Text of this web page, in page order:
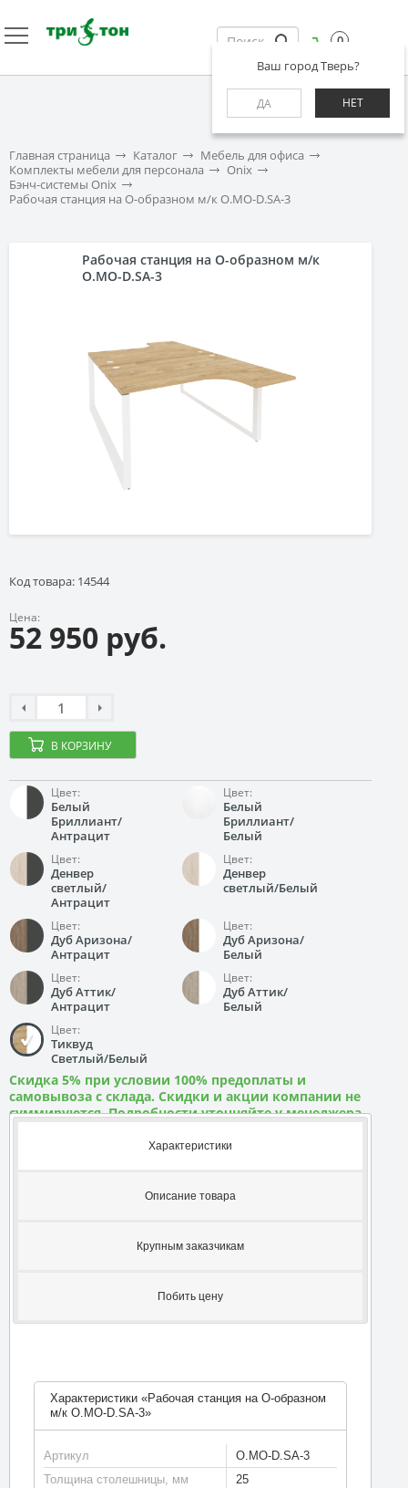
Ваш город Тверь?
ДА НЕТ
0
Главная страница Каталог
Мебель для офиса
Комплекты мебели для персонала
Onix
Бэнч-системы Onix
Рабочая станция на О-образном м/к O.MO-D.SA-3
Рабочая станция на О-образном м/к
O.MO-D.SA-3
Код товара: 14544
Цена:
52 950 руб.
В КОРЗИНУ
Цвет:
Белый
Бриллиант/
Антрацит
Цвет:
Белый
Бриллиант/
Белый
Цвет:
Денвер
светлый/
Антрацит
Цвет:
Денвер
светлый/Белый
Цвет:
Дуб Аризона/
Антрацит
Цвет:
Дуб Аризона/
Белый
Цвет:
Дуб Аттик/
Антрацит
Цвет:
Дуб Аттик/
Белый
Цвет:
Тиквуд
Светлый/Белый
Скидка 5% при условии 100% предоплаты и
самовывоза с склада. Скидки и акции компании не
суммируются. Подробности уточняйте у менеджера
Характеристики
Описание товара
Крупным заказчикам
Побить цену
Характеристики «Рабочая станция на О-образном
м/к O.MO-D.SA-3»
Артикул
O.MO-D.SA-3
Толщина столешницы, мм
25